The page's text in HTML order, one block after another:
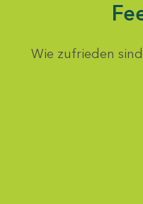
Wie zufrieden